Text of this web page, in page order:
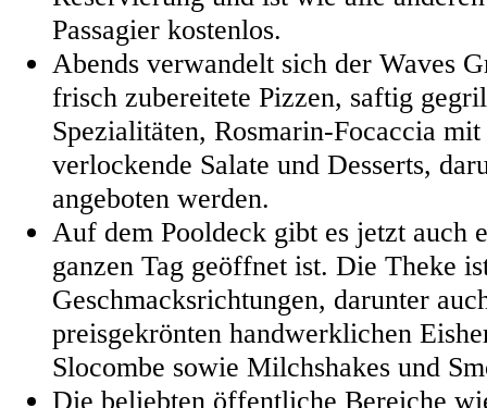
Passagier kostenlos.
Abends verwandelt sich der Waves
frisch zubereitete Pizzen, saftig
Spezialitäten, Rosmarin-Focaccia
verlockende Salate und Desserts,
angeboten werden.
Auf dem Pooldeck gibt es jetzt auch
ganzen Tag geöffnet ist. Die Theke
Geschmacksrichtungen, darunter
preisgekrönten handwerklichen
Slocombe sowie Milchshakes und
Die beliebten öffentliche Bereiche